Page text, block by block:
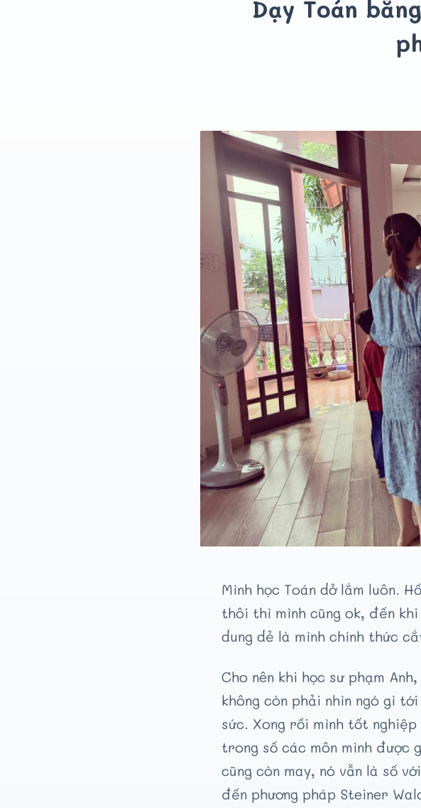
Dạy Toán
Mình học Toán dở lắm luôn.
thôi thì mình cũng ok, đến
dung dẻ là mình chính thức
Cho nên khi học sư phạm
không còn phải nhìn ngó gì
sức. Xong rồi mình tốt
trong số các môn mình được
cũng còn may, nó vẫn là số
đến phương pháp Steiner